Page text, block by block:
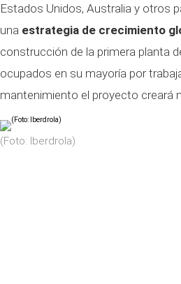
Estados Unidos, Australia y otros
una estrategia de crecimiento
construcción de la primera planta
ocupados en su mayoría por
mantenimiento el proyecto creará
(Foto: Iberdrola)